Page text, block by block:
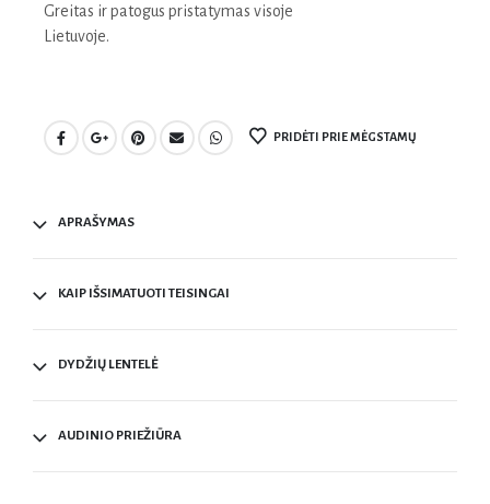
Greitas ir patogus pristatymas visoje
Lietuvoje.
PRIDĖTI PRIE MĖGSTAMŲ
APRAŠYMAS
KAIP IŠSIMATUOTI TEISINGAI
DYDŽIŲ LENTELĖ
AUDINIO PRIEŽIŪRA